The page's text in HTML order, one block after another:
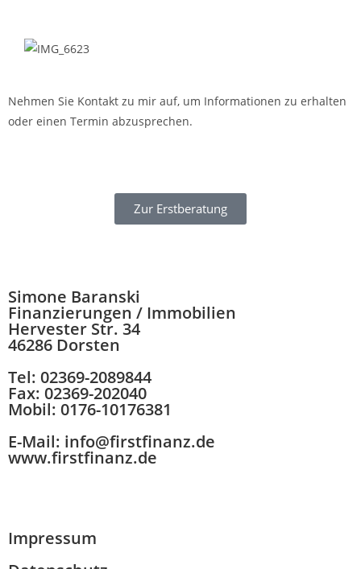
Nehmen Sie Kontakt zu mir auf, um Informationen zu erhalten
oder einen Termin abzusprechen.
Zur Erstberatung
Simone Baranski
Finanzierungen / Immobilien
Hervester Str. 34
46286 Dorsten
Tel: 02369-2089844
Fax: 02369-202040
Mobil: 0176-10176381
E-Mail: info@firstfinanz.de
www.firstfinanz.de
Impressum